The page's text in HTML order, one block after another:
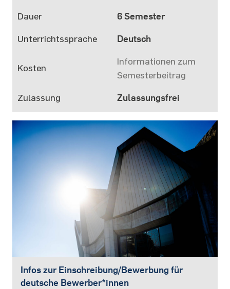
Dauer 6 Semester
Unterrichtssprache Deutsch
Kosten
Informationen zum
Semesterbeitrag
Zulassung
Zulassungsfrei
Infos zur Einschreibung/Bewerbung für
deutsche Bewerber*innen